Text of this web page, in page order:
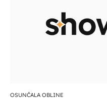
OSUNČALA OBLINE